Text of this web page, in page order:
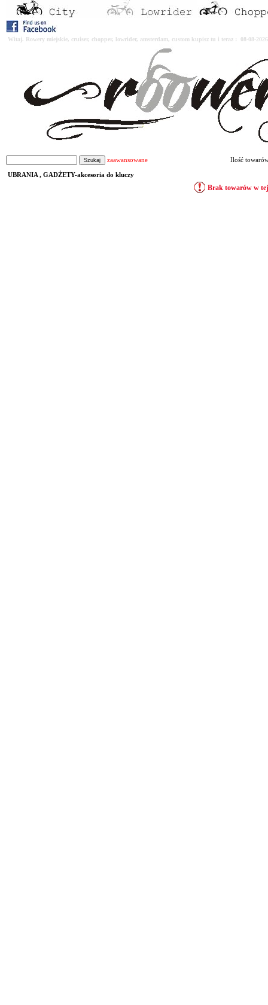
Witaj. Rowery miejskie, cruiser, chopper, lowrider, amsterdam, custom kupisz tu i teraz : 08-08-
zaawansowane Ilość
UBRANIA , GADŻETY-akcesoria do kluczy
Brak towarów w